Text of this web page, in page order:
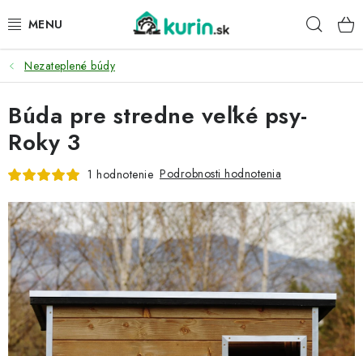
na
PRE HYDINU
PRE PSY
PRE ZAJACE
ZÁHRADA
DOMÁCI WELLNESS
PRE VTÁKY
Nezateplené búdy
Búda pre stredne veľké psy-
Roky 3
1 hodnotenie Podrobnosti hodnotenia